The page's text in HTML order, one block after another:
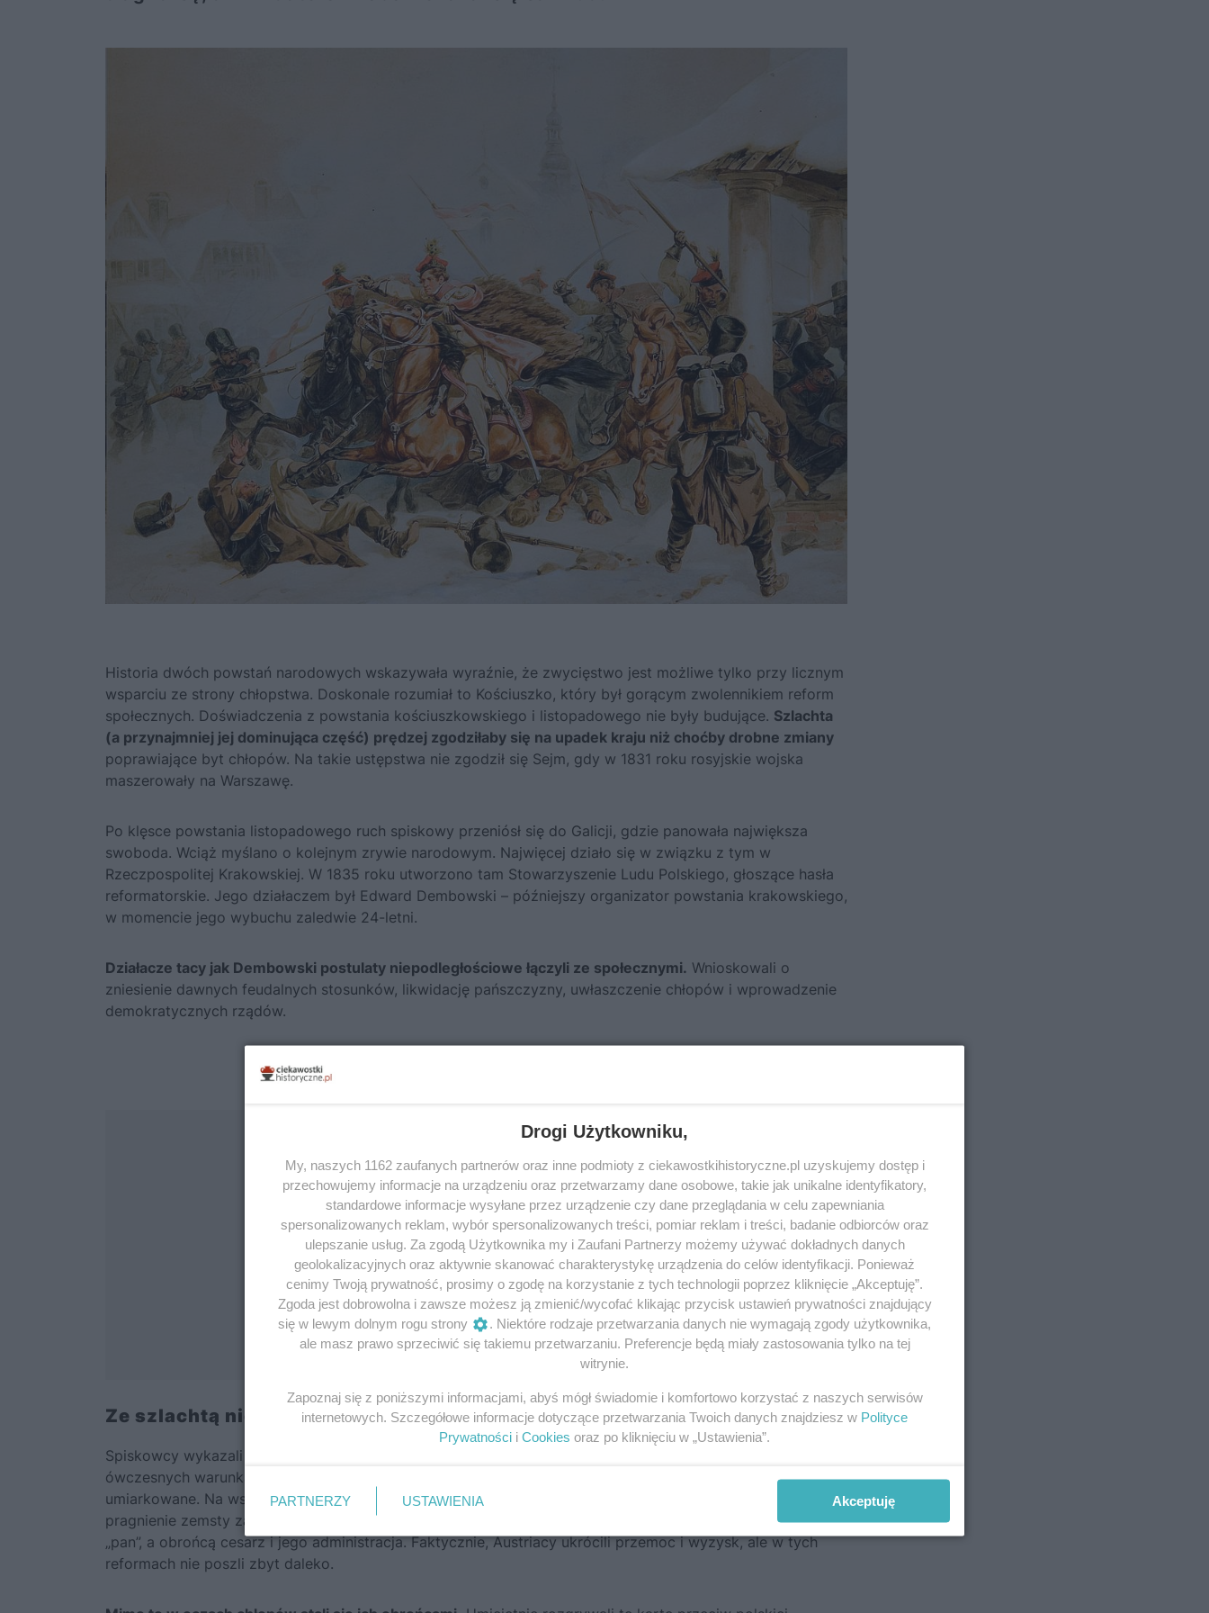
Historia dwóch powstań narodowych wskazywała wyraźnie, że zwycięstwo jest możliwe tylko przy licznym
wsparciu ze strony chłopstwa. Doskonale rozumiał to Kościuszko, który był gorącym zwolennikiem reform
społecznych. Doświadczenia z powstania kościuszkowskiego i listopadowego nie były budujące. Szlachta
(a przynajmniej jej dominująca część) prędzej zgodziłaby się na upadek kraju niż choćby drobne zmiany
poprawiające byt chłopów. Na takie ustępstwa nie zgodził się Sejm, gdy w 1831 roku rosyjskie wojska
maszerowały na Warszawę.
Po klęsce powstania listopadowego ruch spiskowy przeniósł się do Galicji, gdzie panowała największa
swoboda. Wciąż myślano o kolejnym zrywie narodowym. Najwięcej działo się w związku z tym w
Rzeczpospolitej Krakowskiej. W 1835 roku utworzono tam Stowarzyszenie Ludu Polskiego, głoszące hasła
reformatorskie. Jego działaczem był Edward Dembowski – późniejszy organizator powstania krakowskiego,
w momencie jego wybuchu zaledwie 24-letni.
Działacze tacy jak Dembowski postulaty niepodległościowe łączyli ze społecznymi. Wnioskowali o
zniesienie dawnych feudalnych stosunków, likwidację pańszczyzny, uwłaszczenie chłopów i wprowadzenie
demokratycznych rządów.
Ze szlachtą nie. Przeciw panom – tak!
Spiskowcy wykazali się wyjątkowym brakiem realizmu. Szanse pozyskania ludności chłopskiej w
ówczesnych warunkach były praktycznie zerowe. Także zaangażowanie ze strony szlachty było
umiarkowane. Na wsi galicyjskiej wrzało, narastało poczucie krzywdy, gniew wobec szlachty oraz
pragnienie zemsty za przemoc fizyczną, ekonomiczną, zniewolenie i upodlenie. Dla chłopa wrogiem był
„pan”, a obrońcą cesarz i jego administracja. Faktycznie, Austriacy ukrócili przemoc i wyzysk, ale w tych
reformach nie poszli zbyt daleko.
Drogi Użytkowniku,
My, naszych 1162 zaufanych partnerów oraz inne podmioty z ciekawostkihistoryczne.pl uzyskujemy dostęp i
przechowujemy informacje na urządzeniu oraz przetwarzamy dane osobowe, takie jak unikalne identyfikatory,
standardowe informacje wysyłane przez urządzenie czy dane przeglądania w celu zapewniania
spersonalizowanych reklam, wybór spersonalizowanych treści, pomiar reklam i treści, badanie odbiorców oraz
ulepszanie usług. Za zgodą Użytkownika my i Zaufani Partnerzy możemy używać dokładnych danych
geolokalizacyjnych oraz aktywnie skanować charakterystykę urządzenia do celów identyfikacji. Ponieważ
cenimy Twoją prywatność, prosimy o zgodę na korzystanie z tych technologii poprzez kliknięcie „Akceptuję”.
Zgoda jest dobrowolna i zawsze możesz ją zmienić/wycofać klikając przycisk ustawień prywatności znajdujący
się w lewym dolnym rogu strony
. Niektóre rodzaje przetwarzania danych nie wymagają zgody użytkownika,
ale masz prawo sprzeciwić się takiemu przetwarzaniu. Preferencje będą miały zastosowania tylko na tej
witrynie.
Zapoznaj się z poniższymi informacjami, abyś mógł świadomie i komfortowo korzystać z naszych serwisów
internetowych. Szczegółowe informacje dotyczące przetwarzania Twoich danych znajdziesz w Polityce
Prywatności i Cookies oraz po kliknięciu w „Ustawienia”.
PARTNERZY USTAWIENIA Akceptuję